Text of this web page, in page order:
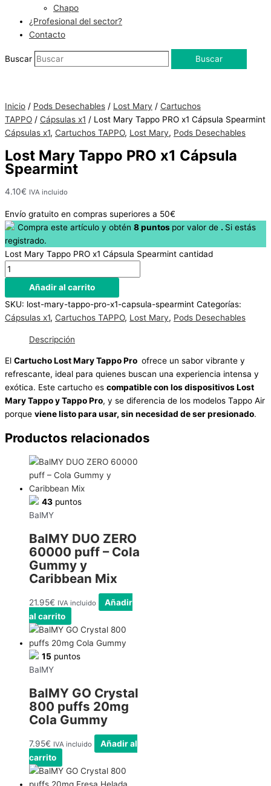
Chapo
¿Profesional del sector?
Contacto
Buscar Buscar
existencias
Inicio / Pods Desechables / Lost Mary / Cartuchos
TAPPO / Cápsulas x1 / Lost Mary Tappo PRO x1 Cápsula Spearmint
Cápsulas x1, Cartuchos TAPPO, Lost Mary, Pods Desechables
Lost Mary Tappo PRO x1 Cápsula
Spearmint
4.10€ IVA incluido
Envío gratuito en compras superiores a 50€
Compra este artículo y obtén 8puntos por valor de . Si estás
registrado.
Lost Mary Tappo PRO x1 Cápsula Spearmint cantidad
Añadir al carrito
SKU: lost-mary-tappo-pro-x1-capsula-spearmint Categorías:
Cápsulas x1, Cartuchos TAPPO, Lost Mary, Pods Desechables
Descripción
El Cartucho Lost Mary Tappo Pro ofrece un sabor vibrante y
refrescante, ideal para quienes buscan una experiencia intensa y
exótica. Este cartucho es compatible con los dispositivos Lost
Mary Tappo y Tappo Pro, y se diferencia de los modelos Tappo Air
porque viene listo para usar, sin necesidad de ser presionado.
Productos relacionados
43 puntos
BalMY
BalMY DUO ZERO
60000 puff – Cola
Gummy y
Caribbean Mix
21.95€ IVA incluido
Añadir
al carrito
15 puntos
BalMY
BalMY GO Crystal
800 puffs 20mg
Cola Gummy
7.95€ IVA incluido
Añadir al
carrito